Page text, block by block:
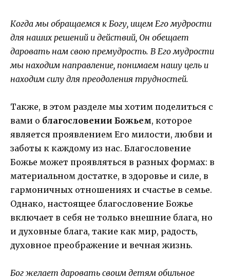
Когда мы обращаемся к Богу, ищем Его мудрости
для наших решений и действий, Он обещает
даровать нам свою премудрость. В Его мудрости
мы находим направление, понимаем нашу цель и
находим силу для преодоления трудностей.
Также, в этом разделе мы хотим поделиться с
вами о благословении Божьем, которое
является проявлением Его милости, любви и
заботы к каждому из нас. Благословение
Божье может проявляться в разных формах: в
материальном достатке, в здоровье и силе, в
гармоничных отношениях и счастье в семье.
Однако, настоящее благословение Божье
включает в себя не только внешние блага, но
и духовные блага, такие как мир, радость,
духовное преображение и вечная жизнь.
Бог желает даровать своим детям обильное